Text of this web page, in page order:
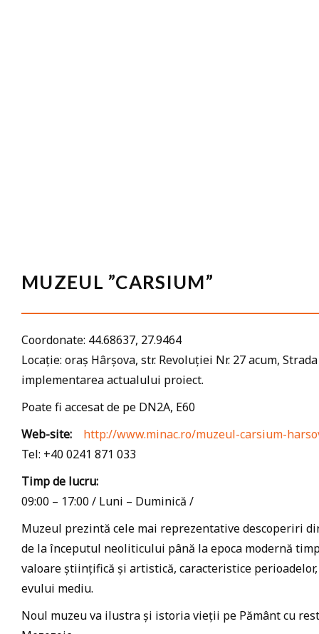
MUZEUL ”CARSIUM”
Coordonate: 44.68637, 27.9464
Locație: oraș Hârșova, str. Revoluției Nr. 27 acum,
implementarea actualului proiect.
Poate fi accesat de pe DN2A, E60
Web-site:
http://www.minac.ro/muzeul-carsium-
Tel: +40 0241 871 033
Timp de lucru:
09:00 – 17:00 / Luni – Duminică /
Muzeul prezintă cele mai reprezentative descoperiri
de la începutul neoliticului până la epoca modernă
valoare științifică și artistică, caracteristice
evului mediu.
Noul muzeu va ilustra și istoria vieții pe Pământ cu